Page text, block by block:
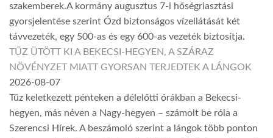
szakemberek.A kormány augusztus 7-i hőségriasztási
gyorsjelentése szerint Ózd biztonságos vízellátását két
távvezeték, egy 500-as és egy 600-as vezeték biztosítja.
TŰZ ÜTÖTT KI A BEKECSI-HEGYEN, A SZÁRAZ
NÖVÉNYZET MIATT GYORSAN TERJEDTEK A LÁNGOK
2026-08-07
Tűz keletkezett pénteken a délelőtti órákban a Bekecsi-
hegyen, más néven a Nagy-hegyen – számolt be róla a
Szerencsi Hírek. A beszámoló szerint a lángok több ponton